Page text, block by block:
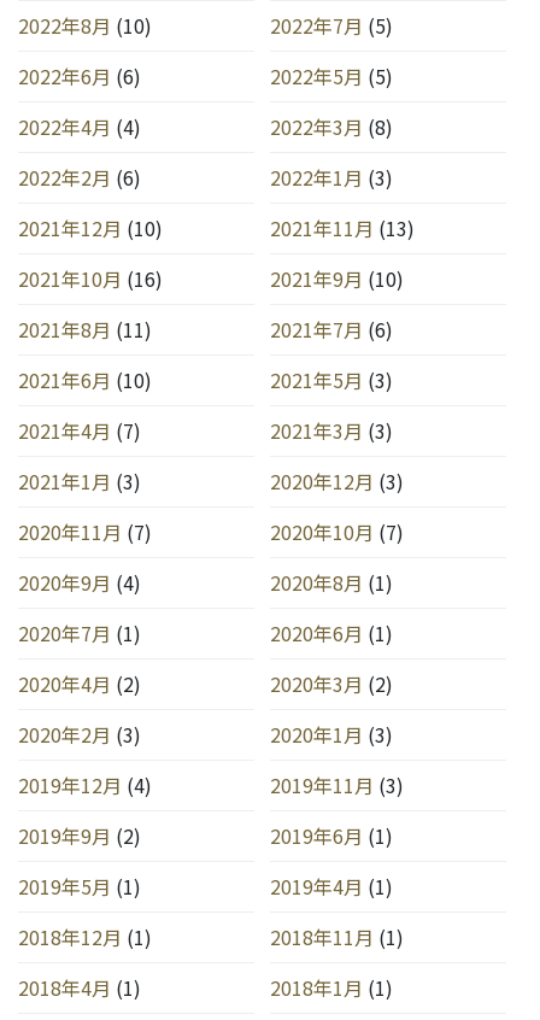
2022年8月 (10) 2022年7月 (5)
2022年6月 (6) 2022年5月 (5)
2022年4月 (4) 2022年3月 (8)
2022年2月 (6) 2022年1月 (3)
2021年12月 (10) 2021年11月 (13)
2021年10月 (16) 2021年9月 (10)
2021年8月 (11) 2021年7月 (6)
2021年6月 (10) 2021年5月 (3)
2021年4月 (7) 2021年3月 (3)
2021年1月 (3) 2020年12月 (3)
2020年11月 (7) 2020年10月 (7)
2020年9月 (4) 2020年8月 (1)
2020年7月 (1) 2020年6月 (1)
2020年4月 (2) 2020年3月 (2)
2020年2月 (3) 2020年1月 (3)
2019年12月 (4) 2019年11月 (3)
2019年9月 (2) 2019年6月 (1)
2019年5月 (1) 2019年4月 (1)
2018年12月 (1) 2018年11月 (1)
2018年4月 (1) 2018年1月 (1)